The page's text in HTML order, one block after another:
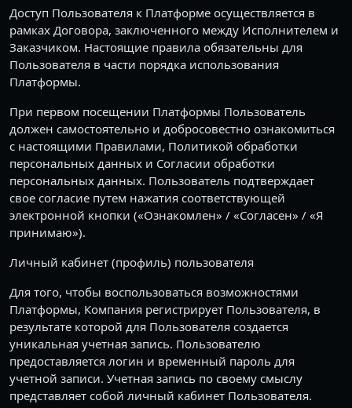
Доступ Пользователя к Платформе осуществляется в
рамках Договора, заключенного между Исполнителем и
Заказчиком. Настоящие правила обязательны для
Пользователя в части порядка использования
Платформы.
При первом посещении Платформы Пользователь
должен самостоятельно и добросовестно ознакомиться
с настоящими Правилами, Политикой обработки
персональных данных и Согласии обработки
персональных данных. Пользователь подтверждает
свое согласие путем нажатия соответствующей
электронной кнопки («Ознакомлен» / «Согласен» / «Я
принимаю»).
Личный кабинет (профиль) пользователя
Для того, чтобы воспользоваться возможностями
Платформы, Компания регистрирует Пользователя, в
результате которой для Пользователя создается
уникальная учетная запись. Пользователю
предоставляется логин и временный пароль для
учетной записи. Учетная запись по своему смыслу
представляет собой личный кабинет Пользователя.